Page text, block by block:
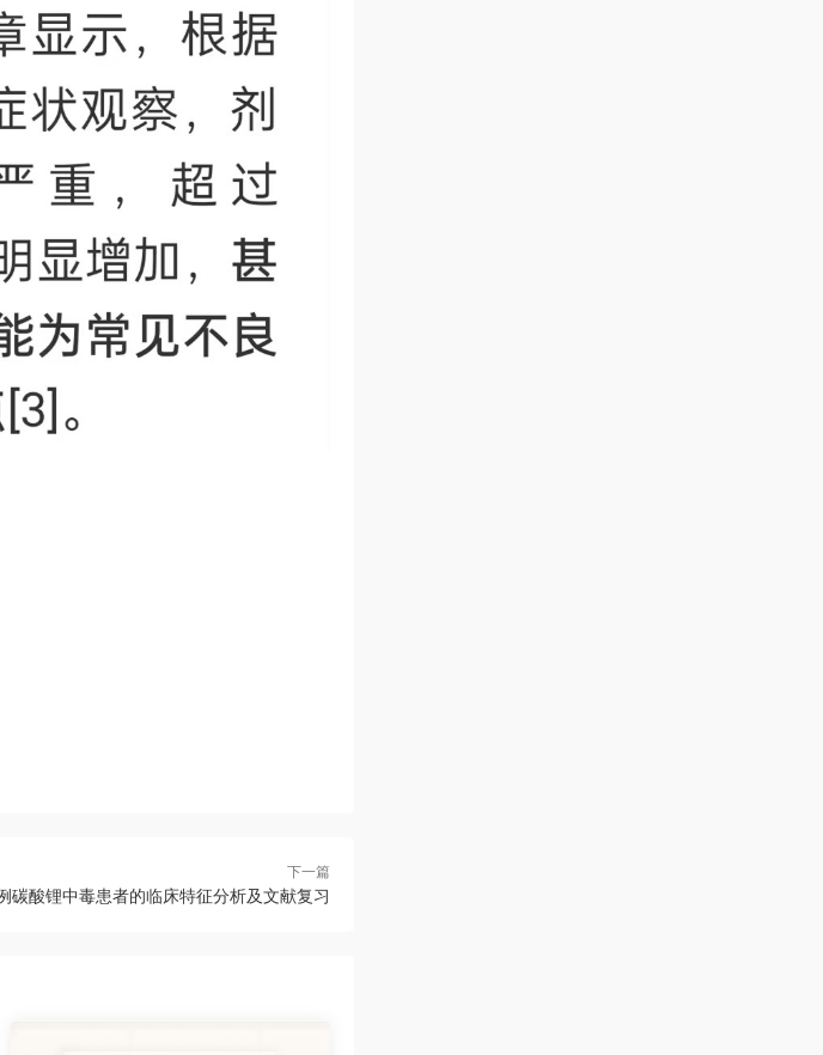
下一篇
碳酸锂中毒患者的临床特征分析及文献复习